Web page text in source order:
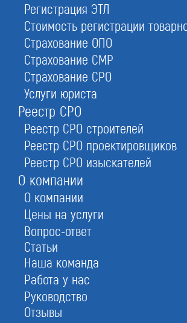
Регистрация ЭТЛ
Стоимость регистрации
Страхование ОПО
Страхование СМР
Страхование СРО
Услуги юриста
Реестр СРО
Реестр СРО строителей
Реестр СРО проектировщиков
Реестр СРО изыскателей
О компании
О компании
Цены на услуги
Вопрос-ответ
Статьи
Наша команда
Работа у нас
Руководство
Отзывы
Условия вступления в
СРО «Стройрегион-
Вступительный взнос
Членский взнос